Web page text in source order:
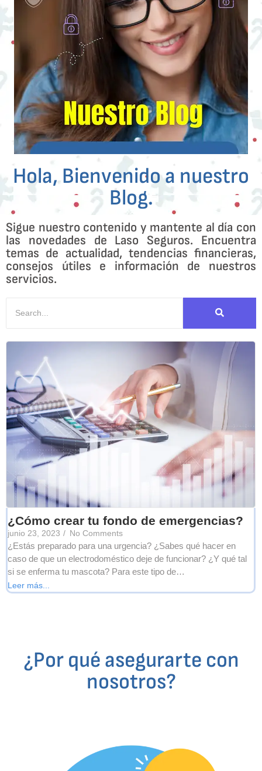
Hola, Bienvenido a nuestro
Blog.
Sigue nuestro contenido y mantente al día con
las novedades de Laso Seguros. Encuentra
temas de actualidad, tendencias financieras,
consejos útiles e información de nuestros
servicios.
¿Cómo crear tu fondo de emergencias?
junio 23, 2023 / No Comments
¿Estás preparado para una urgencia? ¿Sabes qué hacer en
caso de que un electrodoméstico deje de funcionar? ¿Y qué tal
si se enferma tu mascota? Para este tipo de…
Leer más...
¿Por qué asegurarte con
nosotros?